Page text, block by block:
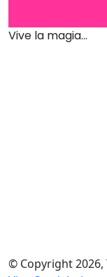
Vive la magia...
© Copyright